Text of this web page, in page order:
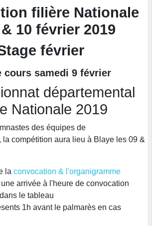
filière Nationale
10 février 2019
février
cours samedi 9 février
des équipes de
la compétition aura lieu à Blaye les 09 &
la convocation & l'organigramme
arrivée à l'heure de convocation
le tableau
1h avant le palmarès en cas